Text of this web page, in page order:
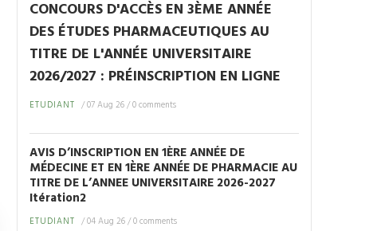
CONCOURS D'ACCÈS EN 3ÈME ANNÉE
DES ÉTUDES PHARMACEUTIQUES AU
TITRE DE L'ANNÉE UNIVERSITAIRE
2026/2027 : PRÉINSCRIPTION EN LIGNE
ETUDIANT /07 Aug 26/0 comments
AVIS D’INSCRIPTION EN 1ÈRE ANNÉE DE
MÉDECINE ET EN 1ÈRE ANNÉE DE PHARMACIE AU
TITRE DE L’ANNEE UNIVERSITAIRE 2026-2027
Itération2
ETUDIANT /04 Aug 26/0 comments